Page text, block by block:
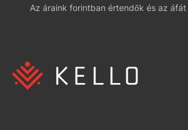
Az áraink forintban értendők és az